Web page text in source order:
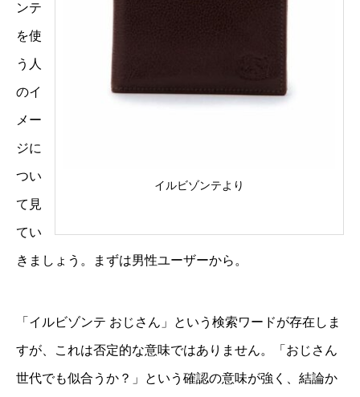
イルビゾンテより
ンテ
を使
う人
のイ
メー
ジに
つい
て見
てい
きましょう。まずは男性ユーザーから。
「イルビゾンテ おじさん」という検索ワードが存在しま
すが、これは否定的な意味ではありません。「おじさん
世代でも似合うか？」という確認の意味が強く、結論か